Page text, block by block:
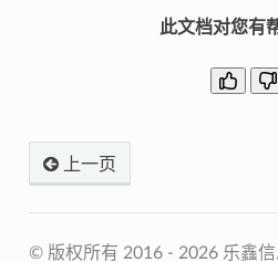
此文档对您有
上一页
© 版权所有 2016 - 2026 乐鑫